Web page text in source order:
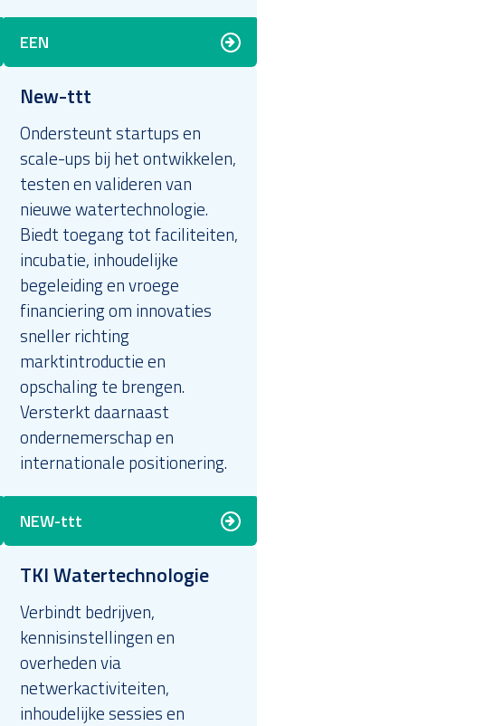
EEN
New-ttt
Ondersteunt startups en
scale-ups bij het ontwikkelen,
testen en valideren van
nieuwe watertechnologie.
Biedt toegang tot faciliteiten,
incubatie, inhoudelijke
begeleiding en vroege
financiering om innovaties
sneller richting
marktintroductie en
opschaling te brengen.
Versterkt daarnaast
ondernemerschap en
internationale positionering.
NEW-ttt
TKI Watertechnologie
Verbindt bedrijven,
kennisinstellingen en
overheden via
netwerkactiviteiten,
inhoudelijke sessies en